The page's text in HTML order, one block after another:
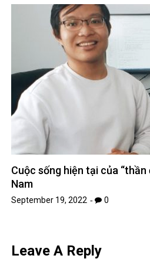
Cuộc sống hiện tại của
Nam
September 19, 2022 0
Leave A Reply